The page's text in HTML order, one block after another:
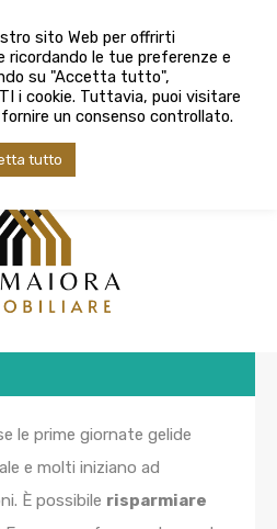
3759025
le prime giornate gelide
e molti iniziano ad
È possibile risparmiare
sito Web per offrirti
ricordando le tue preferenze e
su "Accetta tutto",
i cookie. Tuttavia, puoi visitare
un consenso controllato.
tutto